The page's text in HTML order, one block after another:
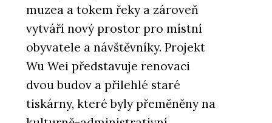
PRODUKTY
Sloupová kamna Favilla - Kolem
kamen
muzea a tokem řeky a zároveň
vytváří nový prostor pro místní
obyvatele a návštěvníky. Projekt
Wu Wei představuje renovaci
dvou budov a přilehlé staré
tiskárny, které byly přeměněny na